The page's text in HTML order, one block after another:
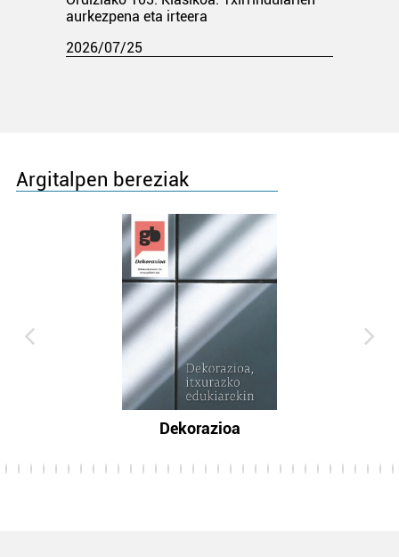
aurkezpena eta irteera
2026/07/25
Argitalpen bereziak
Dekorazioa